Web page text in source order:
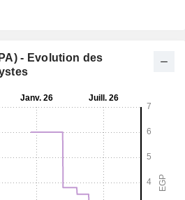
- Evolution des